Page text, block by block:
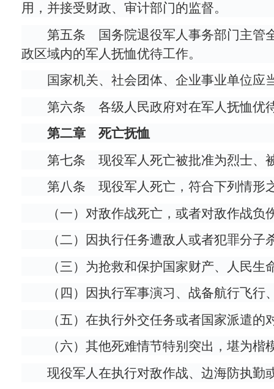
用，并接受财政、审计部门的监督。
第五条 国务院退役军人事务部门主管
政区域内的军人抚恤优待工作。
国家机关、社会团体、企业事业单位
第六条 各级人民政府对在军人抚恤优
第二章 死亡抚恤
第七条 现役军人死亡被批准为烈士、
第八条 现役军人死亡，符合下列情形
（一）对敌作战死亡，或者对敌作战
（二）因执行任务遭敌人或者犯罪分
（三）为抢救和保护国家财产、人民
（四）因执行军事演习、战备航行飞
（五）在执行外交任务或者国家派遣
（六）其他死难情节特别突出，堪为楷
现役军人在执行对敌作战、边海防执勤